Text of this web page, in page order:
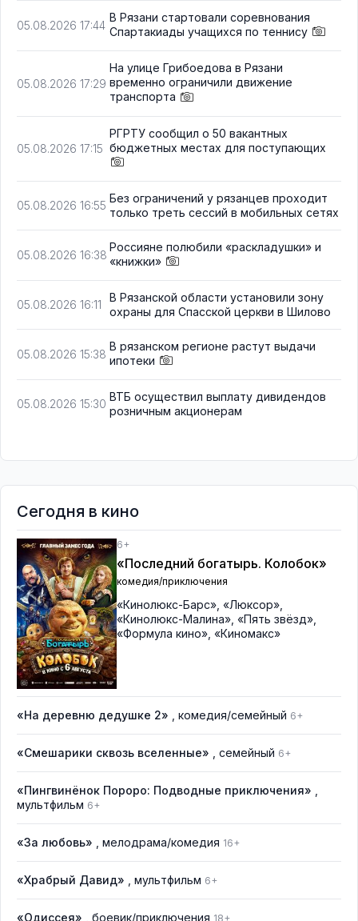
05.08.2026 17:44
В Рязани стартовали соревнования
Спартакиады учащихся по теннису
05.08.2026 17:29
На улице Грибоедова в Рязани
временно ограничили движение
транспорта
05.08.2026 17:15
РГРТУ сообщил о 50 вакантных
бюджетных местах для поступающих
05.08.2026 16:55
Без ограничений у рязанцев проходит
только треть сессий в мобильных сетях
05.08.2026 16:38
Россияне полюбили «раскладушки» и
«книжки»
05.08.2026 16:11
В Рязанской области установили зону
охраны для Спасской церкви в Шилово
05.08.2026 15:38
В рязанском регионе растут выдачи
ипотеки
05.08.2026 15:30
ВТБ осуществил выплату дивидендов
розничным акционерам
Сегодня в кино
6+
«Последний богатырь. Колобок»
комедия/приключения
«Кинолюкс-Барс» «Люксор»
«Кинолюкс-Малина» «Пять звёзд»
«Формула кино» «Киномакс»
«На деревню дедушке 2» , комедия/семейный 6+
«Смешарики сквозь вселенные» , семейный 6+
«Пингвинёнок Пороро: Подводные приключения»
мультфильм 6+
«За любовь» , мелодрама/комедия 16+
«Храбрый Давид» , мультфильм 6+
«Одиссея» , боевик/приключения 18+